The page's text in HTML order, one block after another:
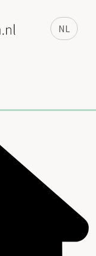
NL